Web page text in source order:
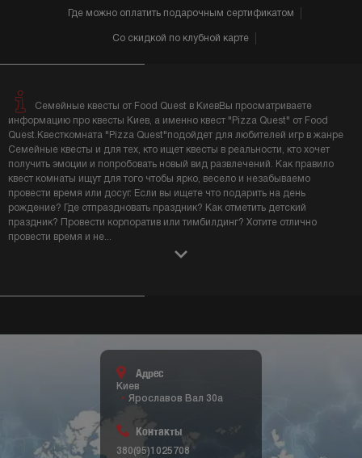
Где можно оплатить подарочным сертификатом
Со скидкой по клубной карте
Семейные квесты от Food Quest в КиевВы просматриваете
информацию про квесты Киев, а именно квест "Pizza Quest" от Food
Quest.Квесткомната "Pizza Quest"подойдет для любителей игр в жанре
Семейные квесты и для тех, кто ищет квесты в реальности, кто хочет
получить эмоции и попробовать новый вид развлечений. Как правило
квест комнаты ищут для того чтобы ярко, весело и незабываемо
провести время или досуг. Если вы ищете что подарить на день
рождение? Где отпраздновать праздник? Как отметить детский
праздник? Провести корпоратив или тимбилдинг? Хотите отлично
провести время и не
Адрес
Киев
Ярославов Вал 30а
Контакты
380(95)1025708